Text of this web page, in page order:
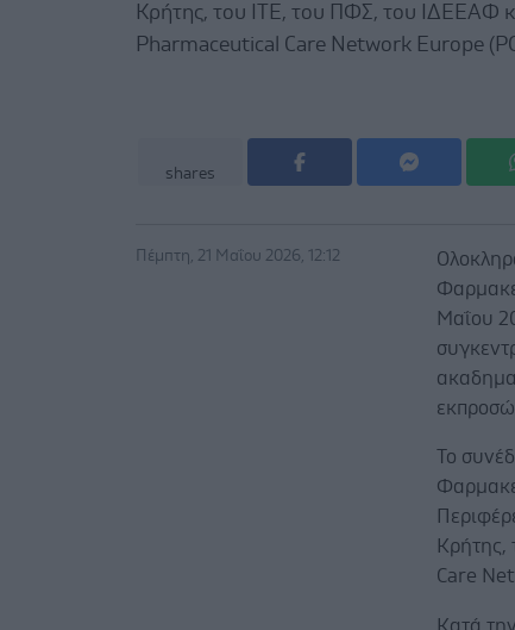
Κρήτης, του ΙΤΕ, του ΠΦΣ, του ΙΔΕΕΑΦ
Pharmaceutical Care Network Europe
shares
Πέμπτη, 21 Μαΐου 2026, 12:12
Μαΐου
Το
Κρήτης,
Care
Κατά